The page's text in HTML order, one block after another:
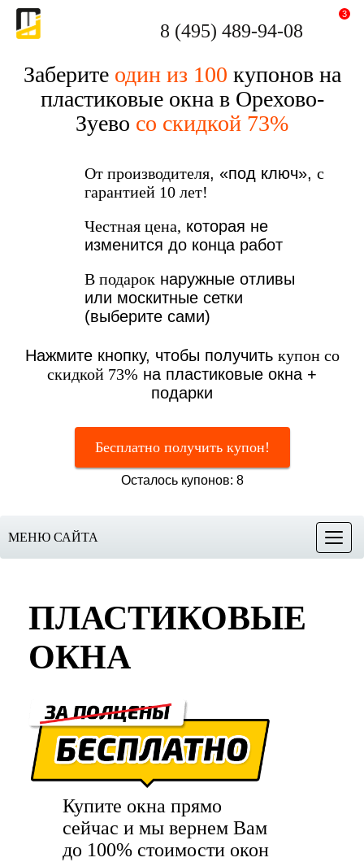
8 (495) 489-94-08
3
Заберите один из 100 купонов на
пластиковые окна в Орехово-
Зуево со скидкой 73%
От производителя, «под ключ», с
гарантией 10 лет!
Честная цена, которая не
изменится до конца работ
В подарок наружные отливы
или москитные сетки
(выберите сами)
Нажмите кнопку, чтобы получить купон со
скидкой 73% на пластиковые окна +
подарки
Бесплатно получить купон!
Осталось купонов: 8
Меню
МЕНЮ САЙТА
ПЛАСТИКОВЫЕ
ОКНА
Купите окна прямо
сейчас и мы вернем Вам
до 100% стоимости окон